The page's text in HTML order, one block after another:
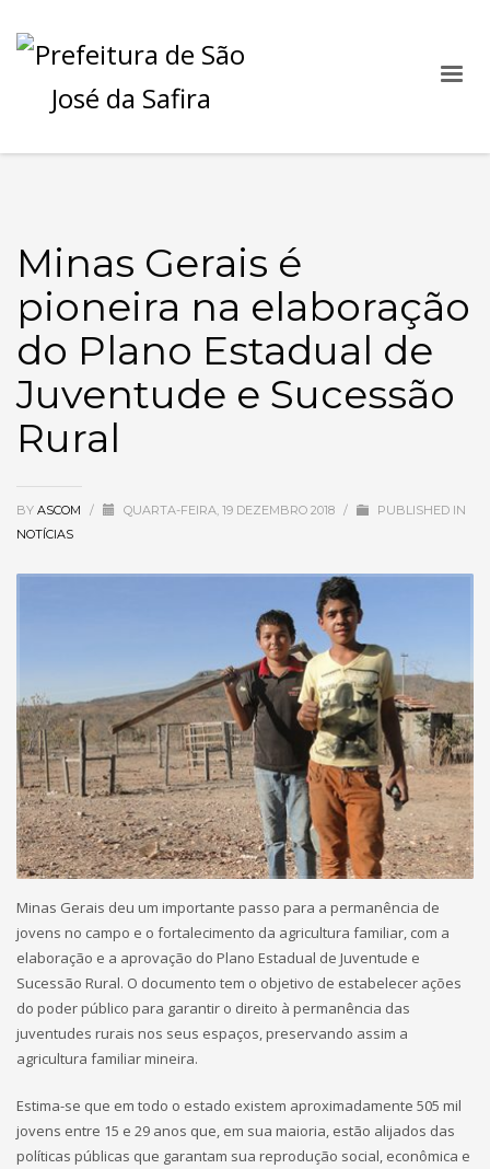
Minas Gerais é
pioneira na elaboração
do Plano Estadual de
Juventude e Sucessão
Rural
BY ASCOM / QUARTA-FEIRA, 19 DEZEMBRO 2018 /
PUBLISHED IN
NOTÍCIAS
Minas Gerais deu um importante passo para a permanência de
jovens no campo e o fortalecimento da agricultura familiar, com a
elaboração e a aprovação do Plano Estadual de Juventude e
Sucessão Rural. O documento tem o objetivo de estabelecer ações
do poder público para garantir o direito à permanência das
juventudes rurais nos seus espaços, preservando assim a
agricultura familiar mineira.
Estima-se que em todo o estado existem aproximadamente 505 mil
jovens entre 15 e 29 anos que, em sua maioria, estão alijados das
políticas públicas que garantam sua reprodução social, econômica e